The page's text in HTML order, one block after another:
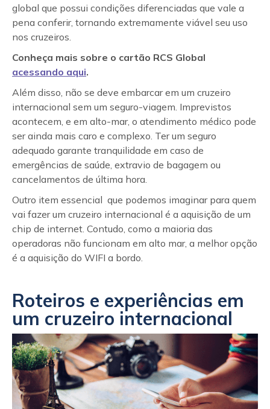
global que possui condições diferenciadas que vale a
pena conferir, tornando extremamente viável seu uso
nos cruzeiros.
Conheça mais sobre o cartão RCS Global
acessando aqui.
Além disso, não se deve embarcar em um cruzeiro
internacional sem um seguro-viagem. Imprevistos
acontecem, e em alto-mar, o atendimento médico pode
ser ainda mais caro e complexo. Ter um seguro
adequado garante tranquilidade em caso de
emergências de saúde, extravio de bagagem ou
cancelamentos de última hora.
Outro item essencial que podemos imaginar para quem
vai fazer um cruzeiro internacional é a aquisição de um
chip de internet. Contudo, como a maioria das
operadoras não funcionam em alto mar, a melhor opção
é a aquisição do WIFI a bordo.
Roteiros e experiências em
um cruzeiro internacional